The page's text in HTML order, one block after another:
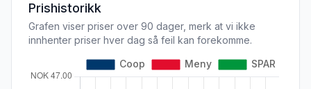
Prishistorikk
Grafen viser priser over 90 dager, merk at vi ikke
innhenter priser hver dag så feil kan forekomme.